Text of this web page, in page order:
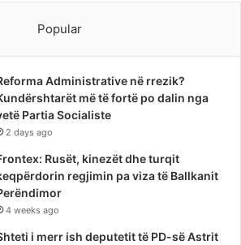
Popular
Administrative në rrezik?
më të fortë po dalin nga
Partia Socialiste
2 days ago
Rusët, kinezët dhe turqit
regjimin pa viza të Ballkanit
4 weeks ago
i merr ish deputetit të PD-së Astrit